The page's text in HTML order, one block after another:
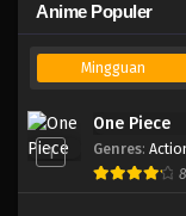
Anime Populer
Mingguan
1
One Piece
Genres: